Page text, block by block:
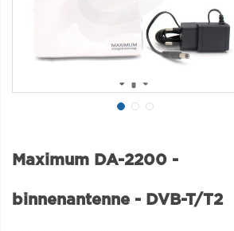
Maximum DA-2200 -
binnenantenne - DVB-T/T2